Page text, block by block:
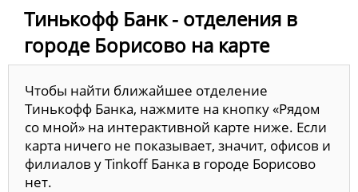
Тинькофф Банк - отделения в
городе Борисово на карте
Чтобы найти ближайшее отделение
Тинькофф Банка, нажмите на кнопку «Рядом
со мной» на интерактивной карте ниже. Если
карта ничего не показывает, значит, офисов и
филиалов у Tinkoff Банка в городе Борисово
нет.